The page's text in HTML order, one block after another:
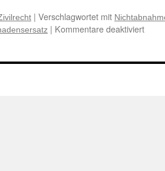
| Verschlagwortet mit
| Kommentare deaktiviertfür